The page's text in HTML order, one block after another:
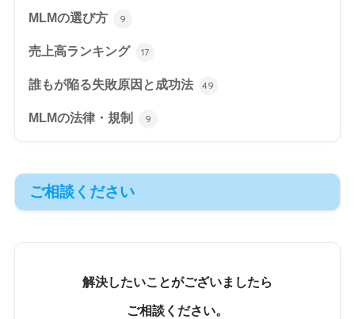
MLMの選び方 9
売上高ランキング 17
誰もが陥る失敗原因と成功法 49
MLMの法律・規制 9
ご相談ください
解決したいことがございましたら
ご相談ください。